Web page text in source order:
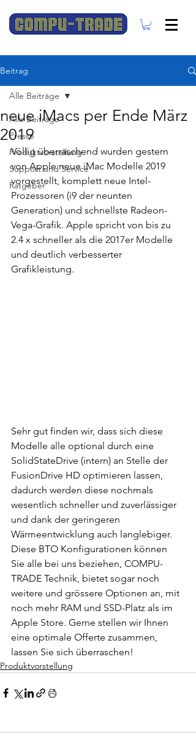
Beitrag
Alle Beiträge
Presse
Produktvorstellung
Support und Service
Ratgeber
Alle Beiträge
neue iMacs per Ende März
2019
Völlig überraschend wurden gestern
von Apple neue iMac Modelle 2019
vorgestellt, komplett neue Intel-
Prozessoren (i9 der neunten
Generation) und schnellste Radeon-
Vega-Grafik. Apple spricht von bis zu
2.4 x schneller als die 2017er Modelle
und deutlich verbesserter
Grafikleistung.
Sehr gut finden wir, dass sich diese
Modelle alle optional durch eine
SolidStateDrive (intern) an Stelle der
FusionDrive HD optimieren lassen,
dadurch werden diese nochmals
wesentlich schneller und zuverlässiger
und dank der geringeren
Wärmeentwicklung auch langlebiger.
Diese BTO Konfigurationen können
Sie alle bei uns beziehen, COMPU-
TRADE Technik, bietet sogar noch
weitere und grössere Optionen an, mit
noch mehr RAM und SSD-Platz als im
Apple Store. Gerne stellen wir Ihnen
eine optimale Offerte zusammen,
lassen Sie sich überraschen!
Produktvorstellung